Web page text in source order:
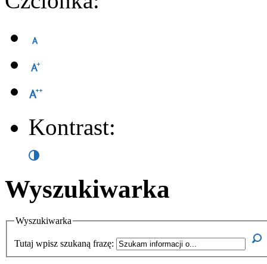
Kontrast:
Wyszukiwarka
Wyszukiwarka
Tutaj wpisz szukaną frazę: